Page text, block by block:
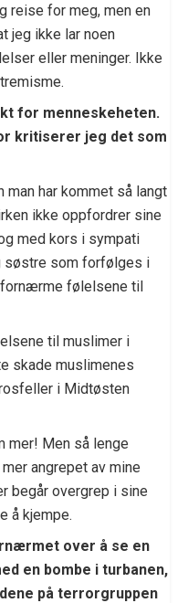
reise for meg, men en
jeg ikke lar noen
eller meninger. Ikke
for menneskeheten.
kritiserer jeg det som
man har kommet så langt
ikke oppfordrer sine
med kors i sympati
søstre som forfølges i
følelsene til
til muslimer i
skade muslimenes
i Midtøsten
mer! Men så lenge
angrepet av mine
begår overgrep i sine
å kjempe.
over å se en
en bombe i turbanen,
på terrorgruppen